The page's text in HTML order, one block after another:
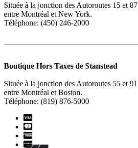
Située à la jonction des Autoroutes 15 et 87
entre Montréal et New York.
Téléphone: (450) 246-2000
Boutique Hors Taxes de Stanstead
Située à la jonction des Autoroutes 55 et 91
entre Montréal et Boston.
Téléphone: (819) 876-5000